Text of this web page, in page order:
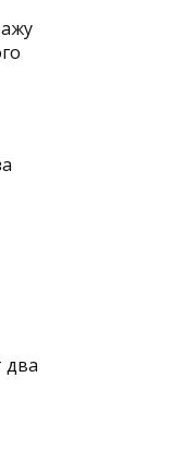
два